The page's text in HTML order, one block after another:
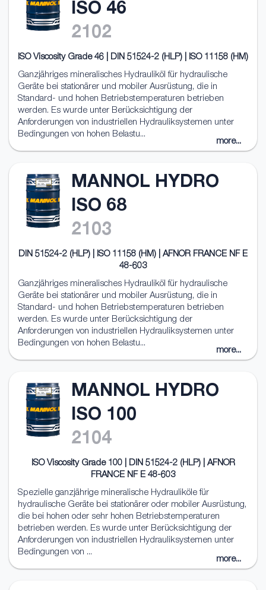
ISO 46
2102
ISO Viscosity Grade 46 | DIN 51524-2 (HLP) | ISO 11158 (HM)
Ganzjähriges mineralisches Hydrauliköl für hydraulische
Geräte bei stationärer und mobiler Ausrüstung, die in
Standard- und hohen Betriebstemperaturen betrieben
werden. Es wurde unter Berücksichtigung der
Anforderungen von industriellen Hydrauliksystemen unter
Bedingungen von hohen Belastu...
more...
MANNOL HYDRO
ISO 68
2103
DIN 51524-2 (HLP) | ISO 11158 (HM) | AFNOR FRANCE NF E
48-603
Ganzjähriges mineralisches Hydrauliköl für hydraulische
Geräte bei stationärer und mobiler Ausrüstung, die in
Standard- und hohen Betriebstemperaturen betrieben
werden. Es wurde unter Berücksichtigung der
Anforderungen von industriellen Hydrauliksystemen unter
Bedingungen von hohen Belastu...
more...
MANNOL HYDRO
ISO 100
2104
ISO Viscosity Grade 100 | DIN 51524-2 (HLP) | AFNOR
FRANCE NF E 48-603
Spezielle ganzjährige mineralische Hydrauliköle für
hydraulische Geräte bei stationärer oder mobiler Ausrüstung,
die bei hohen oder sehr hohen Betriebstemperaturen
betrieben werden. Es wurde unter Berücksichtigung der
Anforderungen von industriellen Hydrauliksystemen unter
Bedingungen von ...
more...